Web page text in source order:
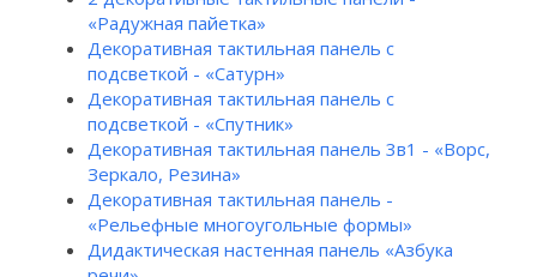
«Радужная пайетка»
Декоративная тактильная панель с
подсветкой - «Сатурн»
Декоративная тактильная панель с
подсветкой - «Спутник»
Декоративная тактильная панель 3в1 - «Ворс,
Зеркало, Резина»
Декоративная тактильная панель -
«Рельефные многоугольные формы»
Дидактическая настенная панель «Азбука